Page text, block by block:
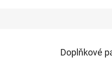
Doplňkové